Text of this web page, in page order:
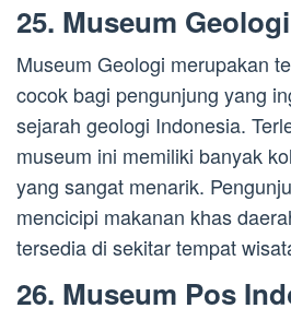
25. Museum Geologi
Museum Geologi merupakan
cocok bagi pengunjung yang
sejarah geologi Indonesia.
museum ini memiliki banyak
yang sangat menarik.
mencicipi makanan khas
tersedia di sekitar tempat
26. Museum Pos